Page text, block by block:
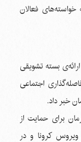
98 و 99 از جمله خواسته‌های فعالان
بسته تشویقی
اجتماعی
خبر داد.
برای حمایت از
کرونا و در